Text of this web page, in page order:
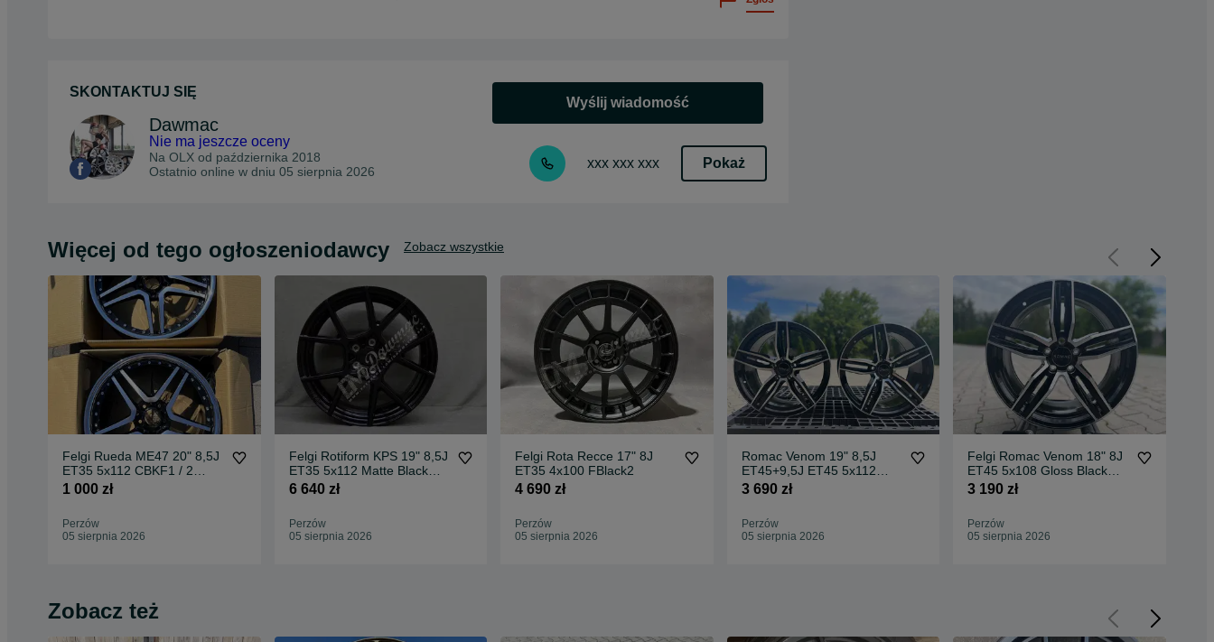
SKONTAKTUJ SIĘ
Dawmac
Nie ma jeszcze oceny
Na OLX od października 2018
Ostatnio online w dniu 05 sierpnia 2026
Wyślij wiadomość
xxx xxx xxx Pokaż
Więcej od tego ogłoszeniodawcy Zobacz wszystkie
Felgi Rueda ME47 20" 8,5J
ET35 5x112 CBKF1 / 2
sztuki
1 000 zł
Perzów
05 sierpnia 2026
Felgi Rotiform KPS 19" 8,5J
ET35 5x112 Matte Black
Face w/ Gloss
6 640 zł
Perzów
05 sierpnia 2026
Felgi Rota Recce 17" 8J
ET35 4x100 FBlack2
4 690 zł
Perzów
05 sierpnia 2026
Romac Venom 19" 8,5J
ET45+9,5J ET45 5x112
Gloss Black Polished Face
3 690 zł
Perzów
05 sierpnia 2026
Felgi Romac Venom 18" 8J
ET45 5x108 Gloss Black
Polished Face
3 190 zł
Perzów
05 sierpnia 2026
Zobacz też